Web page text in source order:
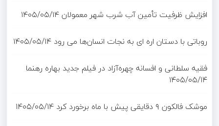
افزایش ظرفیت تأمین آب شرب شهر معمولان۱۴۰۵/۰۵/۱۴
روباتی با دستان اره ای به نجات انسان‌ها می رود ۱۴۰۵/۰۵/۱۴
فقیه سلطانی و افسانه چهره‌آزاد در فیلم جدید بهاره رهنما
۱۴۰۵/۰۵/۱۴
موشک فالکون ۹ دقایقی پیش با ماه برخورد کرد
۱۴۰۵/۰۵/۱۴